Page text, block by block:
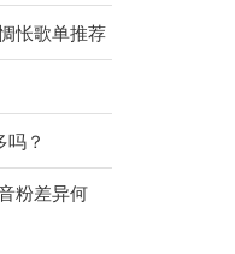
怅歌单推荐
？
粉差异何